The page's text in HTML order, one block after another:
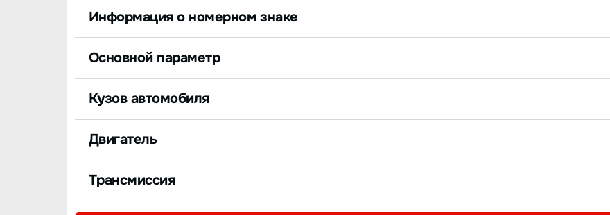
Информация о номерном знаке
Основной параметр
Кузов автомобиля
Двигатель
Трансмиссия